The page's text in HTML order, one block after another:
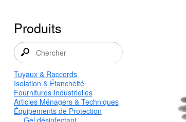
Produits
Tuyaux & Raccords
Isolation & Étanchéité
Fournitures Industrielles
Articles Ménagers & Techniques
Équipements de Protection
Gel désinfectant